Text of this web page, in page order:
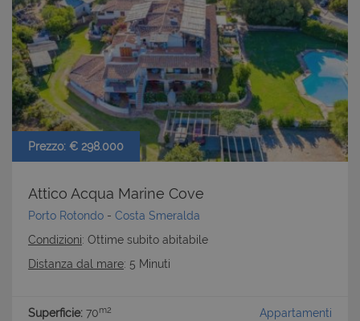
Prezzo: € 298.000
Attico Acqua Marine Cove
Porto Rotondo - Costa Smeralda
Condizioni: Ottime subito abitabile
Distanza dal mare: 5 Minuti
Superficie: 70m2 Appartamenti